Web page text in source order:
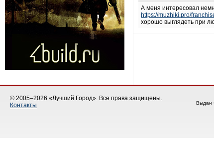
А меня интересовал
https://muzhiki.pro/
хорошо выглядеть при
© 2005–2026 «Лучший Город». Все права защищены.
Контакты
Выдан